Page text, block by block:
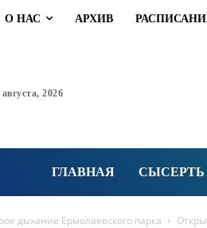
О НАС АРХИВ
2026
ГЛАВНАЯ СЫСЕРТЬ
дыхание Ермолаевского парка